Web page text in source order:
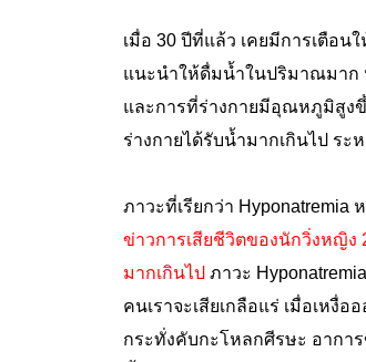
เมื่อ 30 ปีที่แล้ว เคยมีการเตือน
แนะนำให้ดื่มน้ำในปริมาณมาก
และการที่ร่างกายมีอุณหภูมิสูง
ร่างกายได้รับน้ำมากเกินไป ระ
ภาวะที่เรียกว่า Hyponatremia
ข่าวการเสียชีวิตของนักวิ่งหญิง
มากเกินไป ภาวะ
คนเราจะเสียเกลือแร่ เมื่อเหงื่
กระทั่งคับกะโหลกศีรษะ อากา